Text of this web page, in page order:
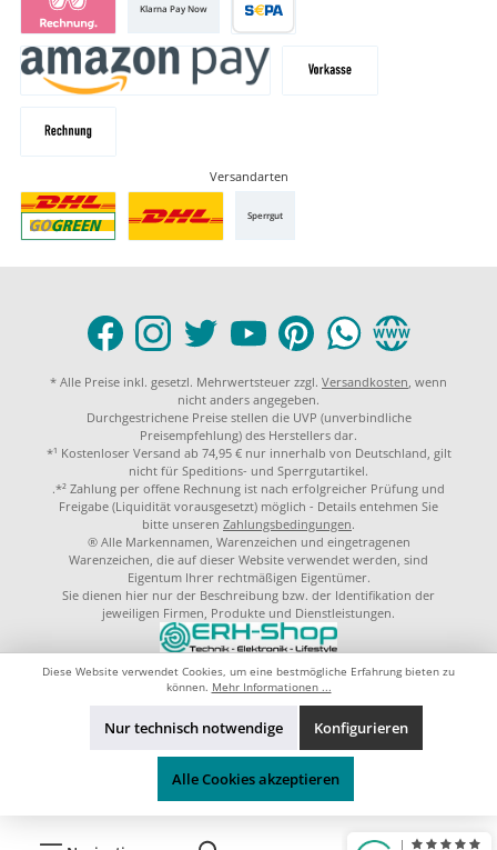
Klarna Pay Now
Versandarten
Sperrgut
* Alle Preise inkl. gesetzl. Mehrwertsteuer zzgl. Versandkosten, wenn
nicht anders angegeben.
Durchgestrichene Preise stellen die UVP (unverbindliche
Preisempfehlung) des Herstellers dar.
*¹ Kostenloser Versand ab 74,95 € nur innerhalb von Deutschland, gilt
nicht für Speditions- und Sperrgutartikel.
.*² Zahlung per offene Rechnung ist nach erfolgreicher Prüfung und
Freigabe (Liquidität vorausgesetzt) möglich - Details entehmen Sie
bitte unseren Zahlungsbedingungen.
® Alle Markennamen, Warenzeichen und eingetragenen
Warenzeichen, die auf dieser Website verwendet werden, sind
Eigentum Ihrer rechtmäßigen Eigentümer.
Sie dienen hier nur der Beschreibung bzw. der Identifikation der
jeweiligen Firmen, Produkte und Dienstleistungen.
Diese Website verwendet Cookies, um eine bestmögliche Erfahrung bieten zu
können. Mehr Informationen ...
Nur technisch notwendige Konfigurieren
Alle Cookies akzeptieren